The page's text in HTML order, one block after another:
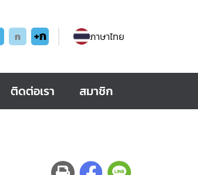
ก +ก ภาษาไทย
ติดต่อเรา สมาชิก